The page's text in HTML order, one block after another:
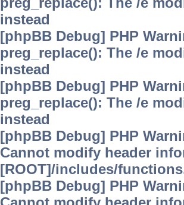
instead
[phpBB Debug] PHP
preg_replace(): The /e
instead
[phpBB Debug] PHP
preg_replace(): The /e
instead
[phpBB Debug] PHP
Cannot modify header
[ROOT]/includes/
[phpBB Debug] PHP